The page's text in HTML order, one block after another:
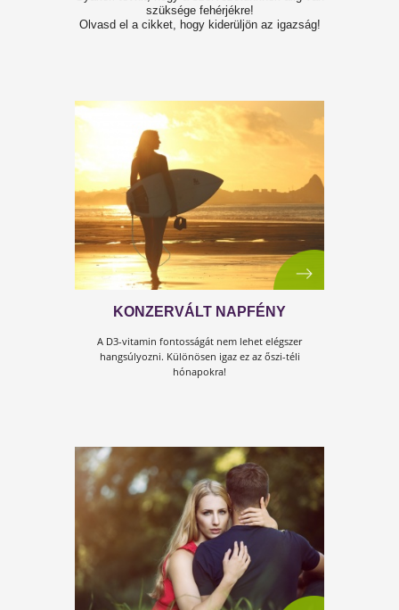
Ebből a cikkből megtudhatod, hogy a
A céklalé nemcsak színében hasonlít a
hanem gazdag tápanyagtartalmában is!
cikkből megtudhatod, miért fogyaszd naponta!